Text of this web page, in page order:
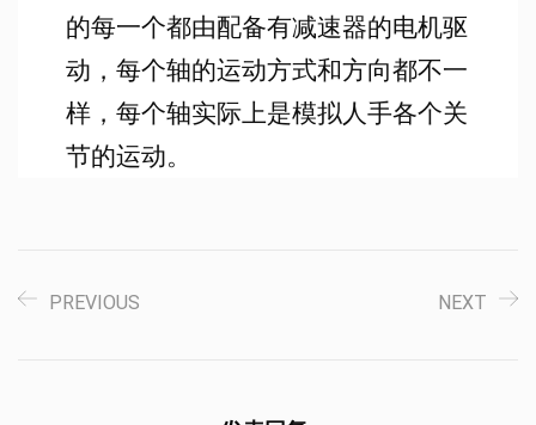
的每一个都由配备有减速器的电机驱
动，每个轴的运动方式和方向都不一
样，每个轴实际上是模拟人手各个关
节的运动。
PREVIOUS NEXT